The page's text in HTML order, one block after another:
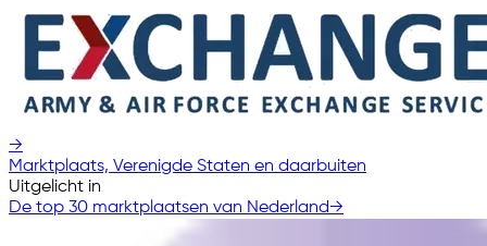
→
Marktplaats, Verenigde Staten en daarbuiten
Uitgelicht in
De top 30 marktplaatsen van Nederland→